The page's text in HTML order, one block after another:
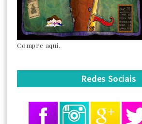
Compre aqui.
Redes Sociais